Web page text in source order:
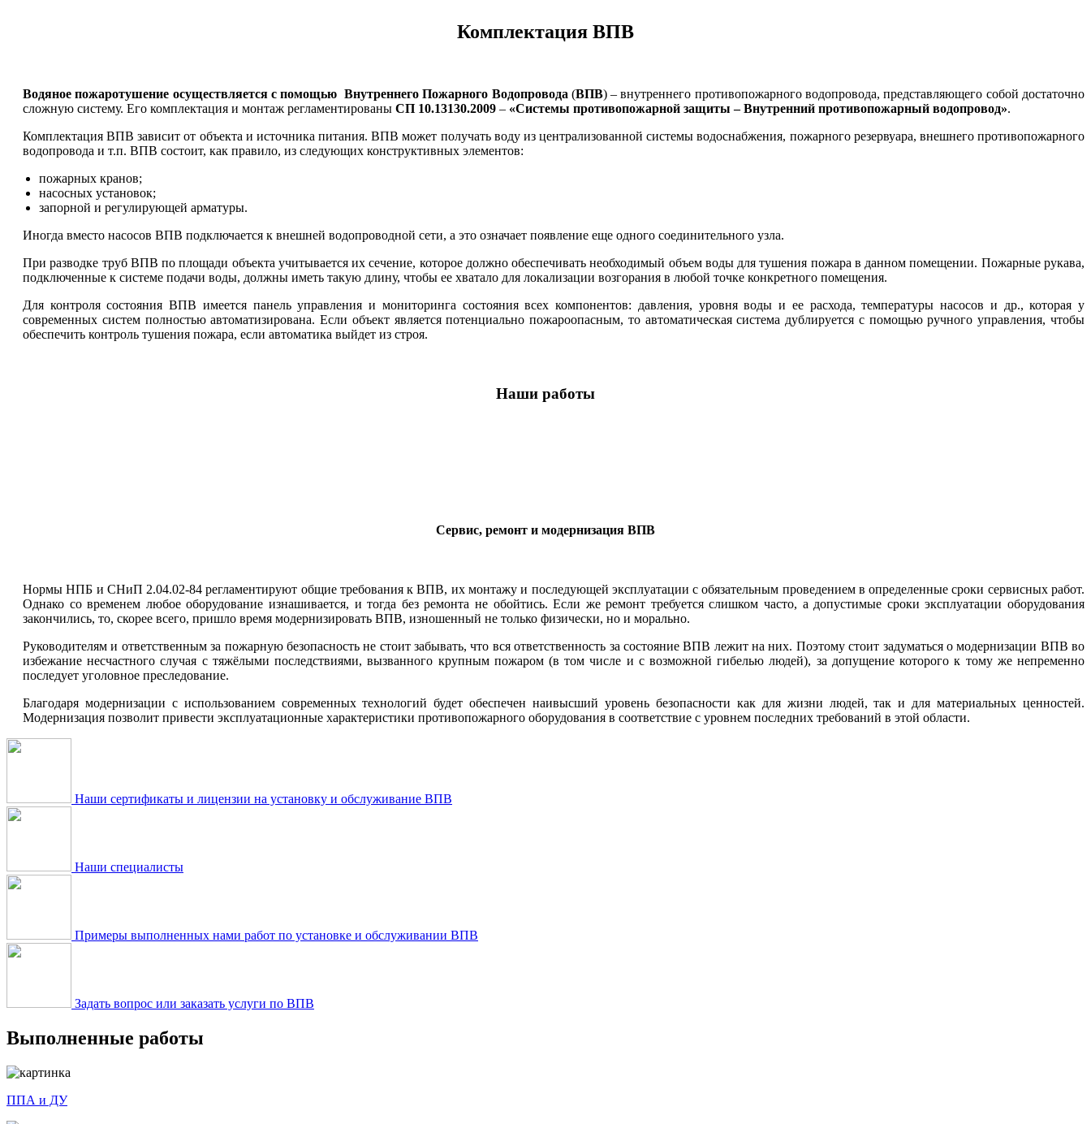
Комплектация ВПВ
Водяное пожаротушение осуществляется с помощью Внутреннего Пожарного Водопровода (ВПВ) – внутреннего противопожарного водопровода, представляющего собой достаточно
сложную систему. Его комплектация и монтаж регламентированы СП 10.13130.2009 – «Системы противопожарной защиты – Внутренний противопожарный водопровод».
Комплектация ВПВ зависит от объекта и источника питания. ВПВ может получать воду из централизованной системы водоснабжения, пожарного резервуара, внешнего противопожарного
водопровода и т.п. ВПВ состоит, как правило, из следующих конструктивных элементов:
пожарных кранов;
насосных установок;
запорной и регулирующей арматуры.
Иногда вместо насосов ВПВ подключается к внешней водопроводной сети, а это означает появление еще одного соединительного узла.
При разводке труб ВПВ по площади объекта учитывается их сечение, которое должно обеспечивать необходимый объем воды для тушения пожара в данном помещении. Пожарные рукава,
подключенные к системе подачи воды, должны иметь такую длину, чтобы ее хватало для локализации возгорания в любой точке конкретного помещения.
Для контроля состояния ВПВ имеется панель управления и мониторинга состояния всех компонентов: давления, уровня воды и ее расхода, температуры насосов и др., которая у
современных систем полностью автоматизирована. Если объект является потенциально пожароопасным, то автоматическая система дублируется с помощью ручного управления, чтобы
обеспечить контроль тушения пожара, если автоматика выйдет из строя.
Наши работы
Сервис, ремонт и модернизация ВПВ
Нормы НПБ и СНиП 2.04.02-84 регламентируют общие требования к ВПВ, их монтажу и последующей эксплуатации с обязательным проведением в определенные сроки сервисных работ.
Однако со временем любое оборудование изнашивается, и тогда без ремонта не обойтись. Если же ремонт требуется слишком часто, а допустимые сроки эксплуатации оборудования
закончились, то, скорее всего, пришло время модернизировать ВПВ, изношенный не только физически, но и морально.
Руководителям и ответственным за пожарную безопасность не стоит забывать, что вся ответственность за состояние ВПВ лежит на них. Поэтому стоит задуматься о модернизации ВПВ во
избежание несчастного случая с тяжёлыми последствиями, вызванного крупным пожаром (в том числе и с возможной гибелью людей), за допущение которого к тому же непременно
последует уголовное преследование.
Благодаря модернизации с использованием современных технологий будет обеспечен наивысший уровень безопасности как для жизни людей, так и для материальных ценностей.
Модернизация позволит привести эксплуатационные характеристики противопожарного оборудования в соответствие с уровнем последних требований в этой области.
Наши сертификаты и лицензии на установку и обслуживание ВПВ
Наши специалисты
Примеры выполненных нами работ по установке и обслуживании ВПВ
Задать вопрос или заказать услуги по ВПВ
Выполненные работы
ППА и ДУ